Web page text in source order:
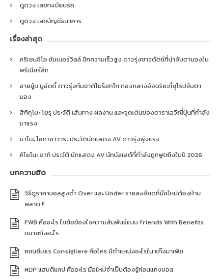
ดูดวง เลขทะเบียนรถ
ดูดวง เลขบัญชีธนาคาร
เรื่องล่าสุด
คริเซนซิโอ ซัมเมอร์วิลล์ ปีกความเร็วสูง ดาวรุ่งชาวดัตช์ที่น่าจับตามองใน
พรีเมียร์ลีก
อายยู้บ บูอัดดี้ ดาวรุ่งทีมชาติโมร็อกโก กองกลางอัจฉริยะที่ยุโรปจับตา
มอง
สึกิกุโมะ โยรุ ประวัติ เส้นทาง ผลงาน และจุดเด่นของดาราเอวีญี่ปุ่นที่กำลัง
มาแรง
นาโนะ โอกาซาวาระ ประวัตินักแสดง AV ดาวรุ่งพุ่งแรง
คิโยโนะ ซากิ ประวัติ นักแสดง AV นักบัลเลต์ที่กำลังถูกพูดถึงในปี 2026
บทความฮิต
วิธีดูราคาบอลสูงต่ำ Over และ Under รายละเอียดที่มือใหม่ต้องห้าม
พลาด !!
FWB คืออะไร ไขข้อข้องใจความสัมพันธ์แบบ Friends With Benefits
หมายถึงอะไร
คอนซีเยเร Consigliere คือใคร มีตำแหน่งอะไรใน แก๊งมาเฟีย
HDP แฮนดิแคป คืออะไร มือใหม่จำเป็นต้องรู้ก่อนแทงบอล